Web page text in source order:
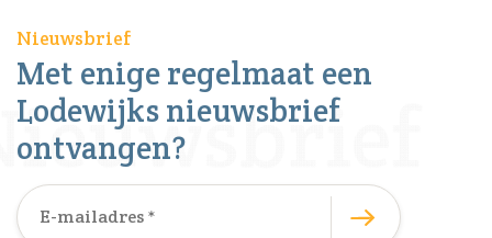
Nieuwsbrief
Met enige regelmaat een
Lodewijks nieuwsbrief
ontvangen?